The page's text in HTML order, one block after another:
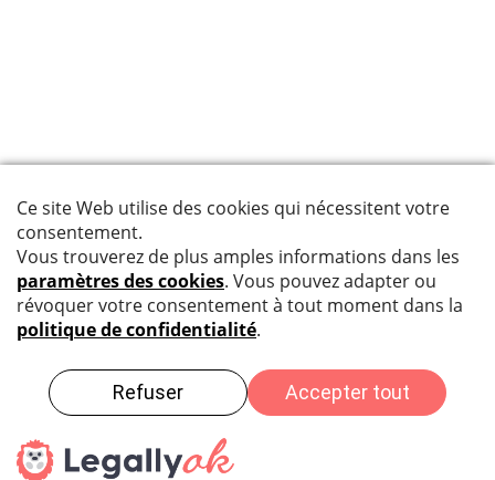
CITEC Suisse
Bahnhofstrasse 86
Postfach
5001 Aarau
Phone: +41 62 296 47 66
info@citec-suisse.ch
Protection des données|Impressum